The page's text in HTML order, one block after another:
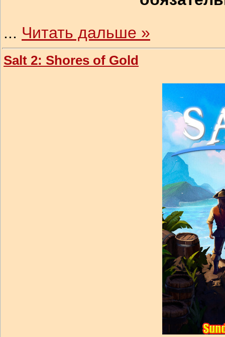
... Читать дальше »
Salt 2: Shores of Gold